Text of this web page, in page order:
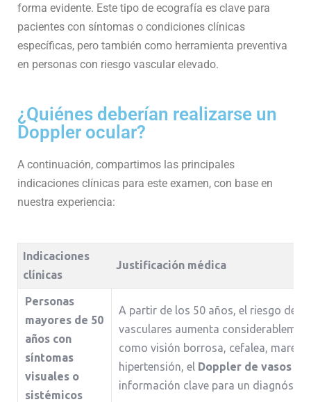
forma evidente. Este tipo de ecografía es clave para
pacientes con síntomas o condiciones clínicas
específicas, pero también como herramienta preventiva
en personas con riesgo vascular elevado.
¿Quiénes deberían realizarse un
Doppler ocular?
A continuación, compartimos las principales
indicaciones clínicas para este examen, con base en
nuestra experiencia:
Indicaciones
clínicas
Justificación médica
Personas
mayores de 50
años con
síntomas
visuales o
sistémicos
A partir de los 50 años, el riesgo de
vasculares aumenta
como visión borrosa, cefalea,
hipertensión, el Doppler de vasos
información clave para un